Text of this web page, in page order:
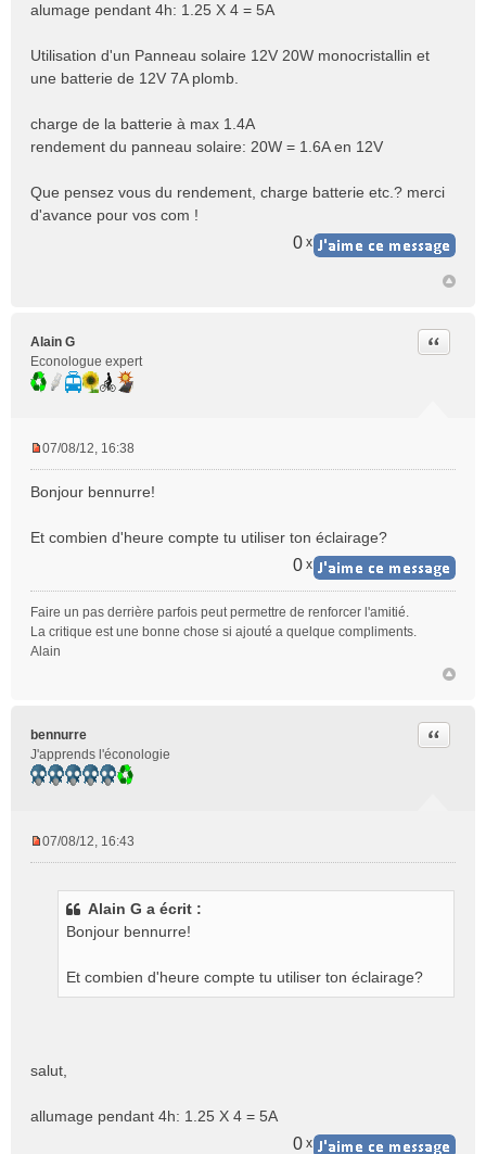
alumage pendant 4h: 1.25 X 4 = 5A
Utilisation d'un Panneau solaire 12V 20W monocristallin et
une batterie de 12V 7A plomb.
charge de la batterie à max 1.4A
rendement du panneau solaire: 20W = 1.6A en 12V
Que pensez vous du rendement, charge batterie etc.? merci
d'avance pour vos com !
0 x
Alain G
Econologue expert
Citer
s
a
o
n
l
07/08/12, 16:38
Bonjour bennurre!
Et combien d'heure compte tu utiliser ton éclairage?
0 x
Faire un pas derrière parfois peut permettre de renforcer l'amitié.
La critique est une bonne chose si ajouté a quelque compliments.
Alain
bennurre
J'apprends l'éconologie
Citer
u
07/08/12, 16:43
Alain G a écrit :
Bonjour bennurre!
Et combien d'heure compte tu utiliser ton éclairage?
salut,
allumage pendant 4h: 1.25 X 4 = 5A
0 x